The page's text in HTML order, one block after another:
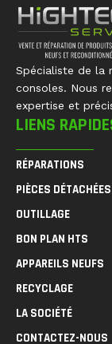
Spécialiste de la
consoles. Nous
expertise et
LIENS
RÉPARATIONS
PIÈCES DÉTACHÉES
OUTILLAGE
BON PLAN HTS
APPAREILS NEUFS
RECYCLAGE
LA SOCIÉTÉ
CONTACTEZ-NOUS